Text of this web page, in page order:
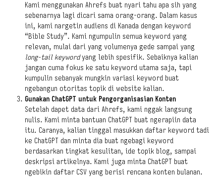
Kami menggunakan Ahrefs buat nyari tahu apa sih yang
sebenarnya lagi dicari sama orang-orang. Dalam kasus
ini, kami nargetin audiens di Kanada dengan keyword
“Bible Study”. Kami ngumpulin semua keyword yang
relevan, mulai dari yang volumenya gede sampai yang
long-tail keywordyang lebih spesifik. Sebaiknya kalian
jangan cuma fokus ke satu keyword utama saja, tapi
kumpulin sebanyak mungkin variasi keyword buat
ngebangun otoritas topik di website kalian.
Gunakan ChatGPT untuk Pengorganisasian Konten
Setelah dapet data dari Ahrefs, kami nggak langsung
nulis. Kami minta bantuan ChatGPT buat ngerapiin data
itu. Caranya, kalian tinggal masukkan daftar keyword tadi
ke ChatGPT dan minta dia buat ngebagi keyword
berdasarkan tingkat kesulitan, ide topik blog, sampai
deskripsi artikelnya. Kami juga minta ChatGPT buat
ngebikin daftar CSV yang berisi rencana konten bulanan.